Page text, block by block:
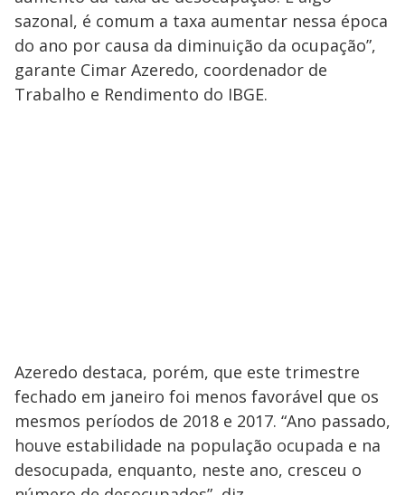
sazonal, é comum a taxa aumentar nessa época
do ano por causa da diminuição da ocupação”,
garante Cimar Azeredo, coordenador de
Trabalho e Rendimento do IBGE.
Azeredo destaca, porém, que este trimestre
fechado em janeiro foi menos favorável que os
mesmos períodos de 2018 e 2017. “Ano passado,
houve estabilidade na população ocupada e na
desocupada, enquanto, neste ano, cresceu o